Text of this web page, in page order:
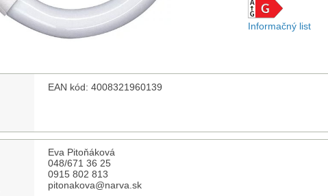
Informačný list
EAN kód: 4008321960139
Eva Pitoňáková
048/671 36 25
0915 802 813
pitonakova@narva.sk